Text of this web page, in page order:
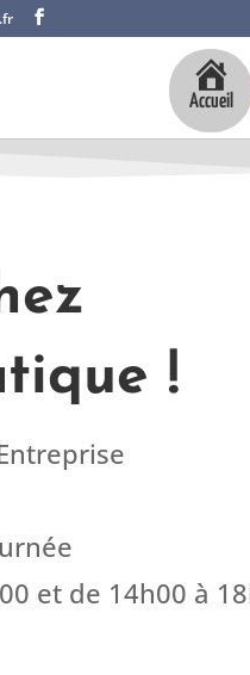
Accueil
!
et de 14h00 à